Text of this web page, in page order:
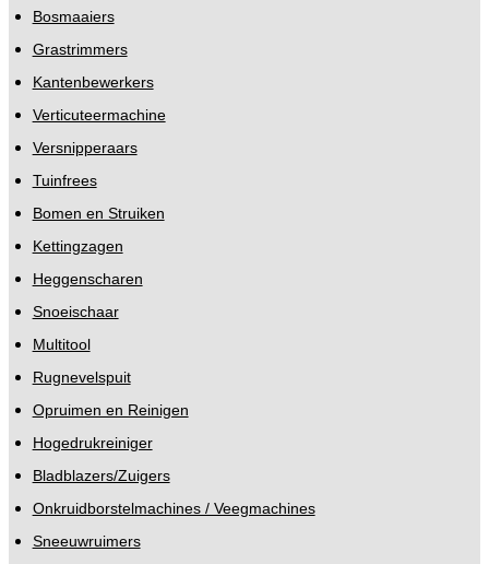
Bosmaaiers
Grastrimmers
Kantenbewerkers
Verticuteermachine
Versnipperaars
Tuinfrees
Bomen en Struiken
Kettingzagen
Heggenscharen
Snoeischaar
Multitool
Rugnevelspuit
Opruimen en Reinigen
Hogedrukreiniger
Bladblazers/Zuigers
Onkruidborstelmachines / Veegmachines
Sneeuwruimers